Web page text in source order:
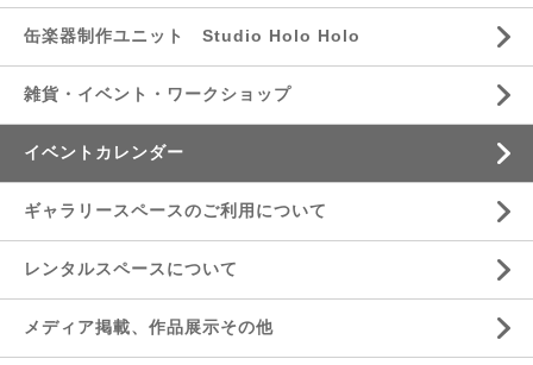
缶楽器制作ユニット Studio Holo Holo
雑貨・イベント・ワークショップ
イベントカレンダー
ギャラリースペースのご利用について
レンタルスペースについて
メディア掲載、作品展示その他